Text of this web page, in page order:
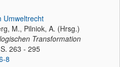
Umweltrecht
M., Pilniok, A. (Hrsg.)
Transformation
263 - 295
8